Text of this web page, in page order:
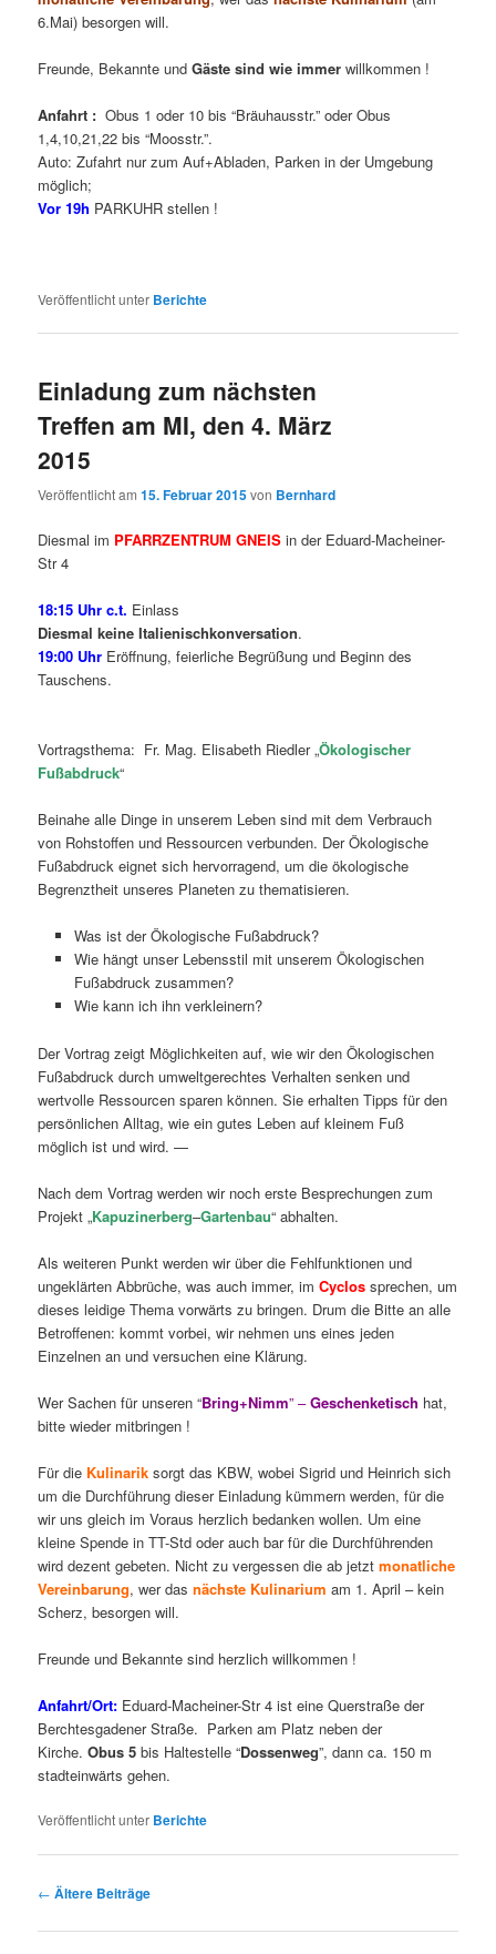
6.Mai) besorgen will.
Freunde, Bekannte undGäste sind wie immer willkommen !
Anfahrt : Obus 1 oder 10 bis “Bräuhausstr.” oder Obus
1,4,10,21,22 bis “Moosstr.”.
Auto: Zufahrt nur zum Auf+Abladen, Parken in der Umgebung
möglich;
Vor 19h PARKUHR stellen !
Veröffentlicht unter Berichte
Einladung zum nächsten
Treffen am MI, den 4. März
2015
Veröffentlicht am15. Februar 2015von Bernhard
Diesmal im PFARRZENTRUM GNEISin der Eduard-Macheiner-
Str 4
18:15 Uhr c.t. Einlass
Diesmal keine Italienischkonversation.
19:00 Uhr Eröffnung, feierliche Begrüßung und Beginn des
Tauschens.
Vortragsthema: Fr. Mag. Elisabeth Riedler „Ökologischer
Fußabdruck“
Beinahe alle Dinge in unserem Leben sind mit dem Verbrauch
von Rohstoffen und Ressourcen verbunden. Der Ökologische
Fußabdruck eignet sich hervorragend, um die ökologische
Begrenztheit unseres Planeten zu thematisieren.
Was ist der Ökologische Fußabdruck?
Wie hängt unser Lebensstil mit unserem Ökologischen
Fußabdruck zusammen?
Wie kann ich ihn verkleinern?
Der Vortrag zeigt Möglichkeiten auf, wie wir den Ökologischen
Fußabdruck durch umweltgerechtes Verhalten senken und
wertvolle Ressourcen sparen können. Sie erhalten Tipps für den
persönlichen Alltag, wie ein gutes Leben auf kleinem Fuß
möglich ist und wird. —
Nach dem Vortrag werden wir noch erste Besprechungen zum
Projekt „Kapuzinerberg–Gartenbau“ abhalten.
Als weiteren Punkt werden wir über die Fehlfunktionen und
ungeklärten Abbrüche, was auch immer, imCyclos sprechen, um
dieses leidige Thema vorwärts zu bringen. Drum die Bitte an alle
Betroffenen: kommt vorbei, wir nehmen uns eines jeden
Einzelnen an und versuchen eine Klärung.
Wer Sachen für unseren “Bring+Nimm” –Geschenketisch hat,
bitte wieder mitbringen !
Für die Kulinarik sorgt das KBW, wobei Sigrid und Heinrich sich
um die Durchführung dieser Einladung kümmern werden, für die
wir uns gleich im Voraus herzlich bedanken wollen. Um eine
kleine Spende in TT-Std oder auch bar für die Durchführenden
wird dezent gebeten. Nicht zu vergessen die ab jetztmonatliche
Vereinbarung, wer dasnächste Kulinarium am 1. April – kein
Scherz, besorgen will.
Freunde und Bekannte sind herzlich willkommen !
Anfahrt/Ort: Eduard-Macheiner-Str 4 ist eine Querstraße der
Berchtesgadener Straße. Parken am Platz neben der
Kirche.Obus 5 bis Haltestelle “Dossenweg”, dann ca. 150 m
stadteinwärts gehen.
Veröffentlicht unter Berichte
Beitragsnavigation
← Ältere Beiträge